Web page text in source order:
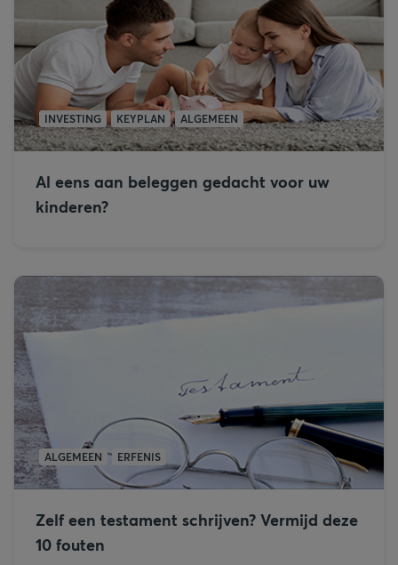
INVESTING KEYPLAN ALGEMEEN
Al eens aan beleggen gedacht voor uw
kinderen?
ALGEMEEN ERFENIS
Zelf een testament schrijven? Vermijd deze
10 fouten